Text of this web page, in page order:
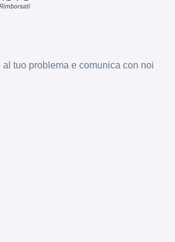
tuo problema e comunica con noi